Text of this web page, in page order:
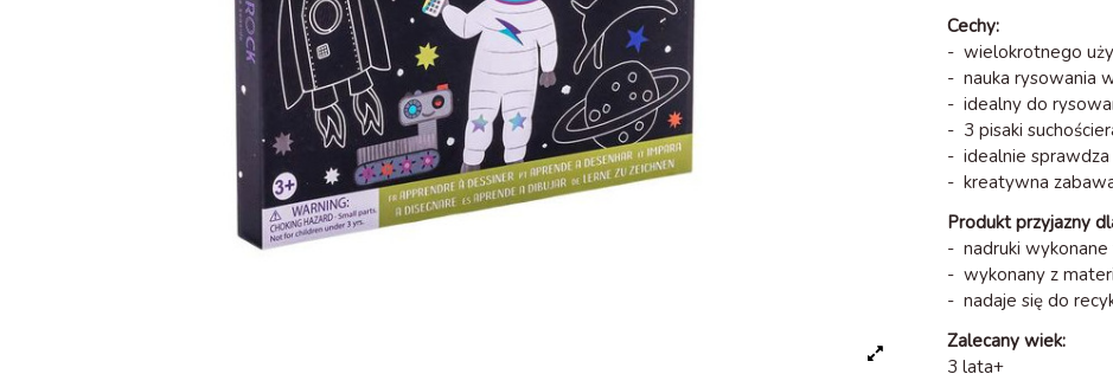
Cechy:
- wielokrotnego
- nauka rysowania
- idealny do
- 3 pisaki
- idealnie
- kreatywna
Produkt przyjazny
- nadruki
- wykonany z
- nadaje się do
Zalecany wiek:
3 lata+